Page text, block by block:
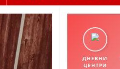
ДНЕВНИ
ЦЕНТРИ